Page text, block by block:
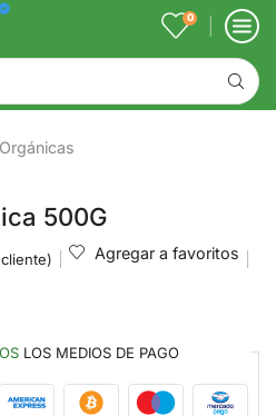
0
500G
Agregar a favoritos
LOS MEDIOS DE PAGO